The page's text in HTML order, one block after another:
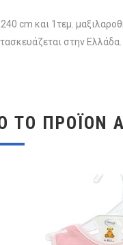
cm και 1τεμ.
στην
ΤΟ ΠΡΟΪΌΝ